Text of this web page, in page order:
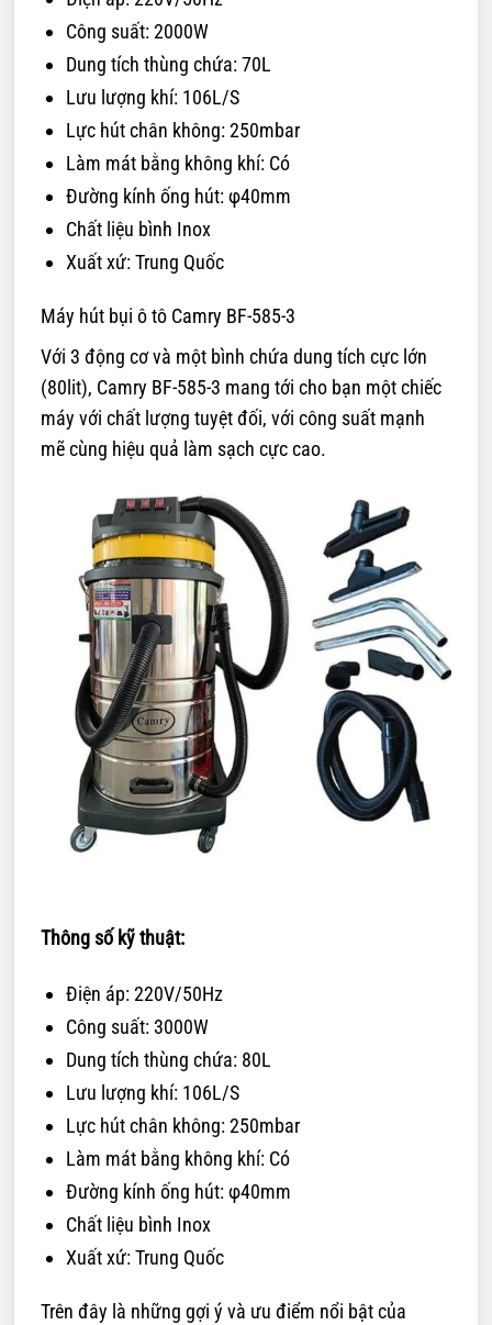
Công suất: 2000W
Dung tích thùng chứa: 70L
Lưu lượng khí: 106L/S
Lực hút chân không: 250mbar
Làm mát bằng không khí: Có
Đường kính ống hút: φ40mm
Chất liệu bình Inox
Xuất xứ: Trung Quốc
Máy hút bụi ô tô Camry BF-585-3
Với 3 động cơ và một bình chứa dung tích cực lớn
(80lit), Camry BF-585-3 mang tới cho bạn một chiếc
máy với chất lượng tuyệt đối, với công suất mạnh
mẽ cùng hiệu quả làm sạch cực cao.
Thông số kỹ thuật:
Điện áp: 220V/50Hz
Công suất: 3000W
Dung tích thùng chứa: 80L
Lưu lượng khí: 106L/S
Lực hút chân không: 250mbar
Làm mát bằng không khí: Có
Đường kính ống hút: φ40mm
Chất liệu bình Inox
Xuất xứ: Trung Quốc
Trên đây là những gợi ý và ưu điểm nổi bật của